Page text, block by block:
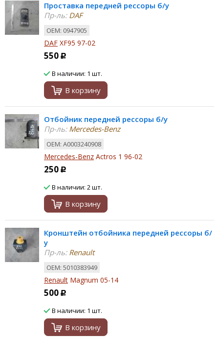
Проставка передней рессоры б/у
Пр-ль:DAF
ОЕМ: 0947905
DAF XF95 97-02
550 Р
В наличии: 1 шт.
В корзину
Отбойник передней рессоры б/у
Пр-ль:Mercedes-Benz
ОЕМ: A0003240908
Mercedes-Benz Actros 1 96-02
250 Р
В наличии: 2 шт.
В корзину
Кронштейн отбойника передней рессоры б/
у
Пр-ль:Renault
ОЕМ: 5010383949
Renault Magnum 05-14
500 Р
В наличии: 1 шт.
В корзину